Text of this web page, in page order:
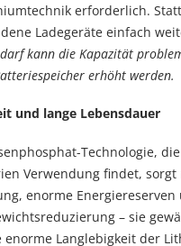
erforderlich.
Ladegeräte einfach
kann die Kapazität
erhöht werden.
und lange Lebensdauer
Technologie,
Verwendung findet,
enorme Energiereserven
– sie
enorme Langlebigkeit der